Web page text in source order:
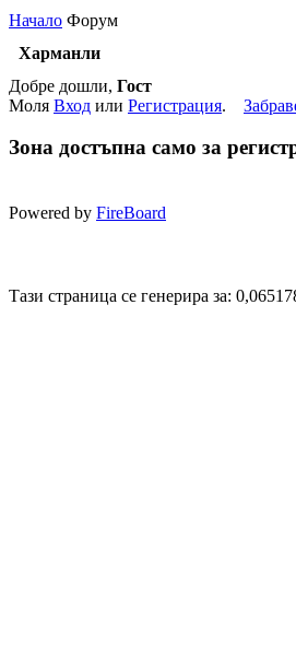
Начало Форум
Харманли
Добре дошли, Гост
Моля Вход или Регистрация.
Зона достъпна само за
Powered by FireBoard
Тази страница се генерира за: